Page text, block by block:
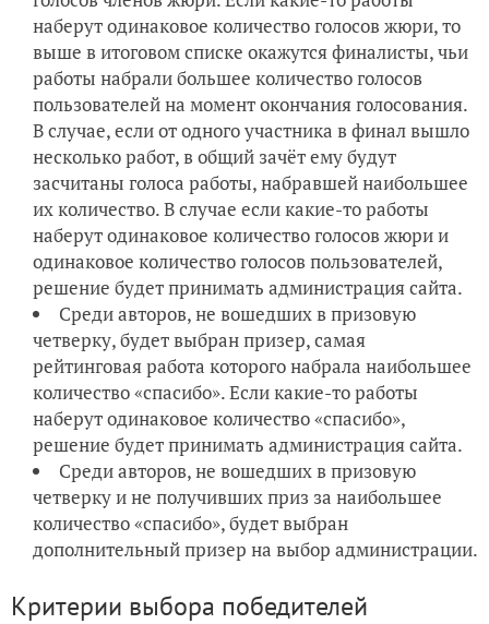
наберут одинаковое количество голосов жюри, то
выше в итоговом списке окажутся финалисты, чьи
работы набрали большее количество голосов
пользователей на момент окончания голосования.
В случае, если от одного участника в финал вышло
несколько работ, в общий зачёт ему будут
засчитаны голоса работы, набравшей наибольшее
их количество. В случае если какие-то работы
наберут одинаковое количество голосов жюри и
одинаковое количество голосов пользователей,
решение будет принимать администрация сайта.
Среди авторов, не вошедших в призовую
четверку, будет выбран призер, самая
рейтинговая работа которого набрала наибольшее
количество «спасибо». Если какие-то работы
наберут одинаковое количество «спасибо»,
решение будет принимать администрация сайта.
Среди авторов, не вошедших в призовую
четверку и не получивших приз за наибольшее
количество «спасибо», будет выбран
дополнительный призер на выбор администрации.
Критерии выбора победителей